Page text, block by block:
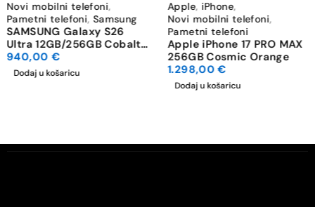
Novi mobilni telefoni,
Pametni telefoni, Samsung
SAMSUNG Galaxy S26
Ultra 12GB/256GB Cobalt
Violet
940,00 €
Dodaj u košaricu
Apple, iPhone,
Novi mobilni telefoni,
Pametni telefoni
Apple iPhone 17 PRO MAX
256GB Cosmic Orange
1.298,00€
Dodaj u košaricu